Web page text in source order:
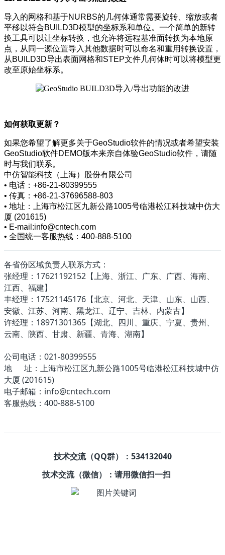
导入的网格和基于NURBS的几何体通常需要旋转、缩放或者
平移以符合BUILD3D模型的坐标系和单位。一个简单的新转
换工具可以让坐标转换，也允许将远程基准面转换为本地原
点，从同一源位置导入其他数据时可以命名和重用转换设置，
从BUILD3D导出表面网格和STEP文件几何体时可以将模型更
改至原始坐标系。
如何获取更新？
如果您希望了解更多关于GeoStudio软件的情况或者希望安装
GeoStudio软件DEMO版本来亲自体验GeoStudio软件，请随
时与我们联系。
中仿智能科技（上海）股份有限公司
• 电话：+86-21-80399555
• 传真：+86-21-37696588-803
• 地址：上海市松江区九新公路1005号临港松江科技城中仿大
厦 (201615)
• E-mail:info@cntech.com
• 全国统一客服热线：400-888-5100
各省份区域负责人联系方式：
张经理：17621192152【上海、浙江、广东、广西、海南、
江西、福建】
丰经理：17521145176【北京、河北、天津、山东、山西、
安徽、江苏、河南、黑龙江、辽宁、吉林、内蒙古】
许经理：18971301365【湖北、四川、重庆、宁夏、贵州、
云南、陕西、甘肃、新疆、青海、湖南】
公司电话：021-80399555
地 址：上海市松江区九新公路1005号临港松江科技城中仿
大厦 (201615)
电子邮箱：info@cntech.com
客服热线：400-888-5100
技术交流（QQ群）：534132040
技术交流（微信）：请用微信扫一扫